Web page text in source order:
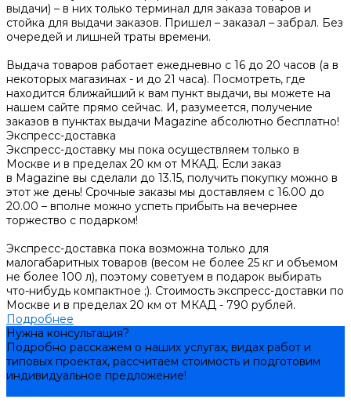
выдачи) – в них только терминал для заказа товаров и
стойка для выдачи заказов. Пришел – заказал – забрал. Без
очередей и лишней траты времени.
Выдача товаров работает ежедневно с 16 до 20 часов (а в
некоторых магазинах - и до 21 часа). Посмотреть, где
находится ближайший к вам пункт выдачи, вы можете на
нашем сайте прямо сейчас. И, разумеется, получение
заказов в пунктах выдачи Magazine абсолютно бесплатно!
Экспресс-доставка
Экспресс-доставку мы пока осуществляем только в
Москве и в пределах 20 км от МКАД. Если заказ
в Magazine вы сделали до 13.15, получить покупку можно в
этот же день! Срочные заказы мы доставляем с 16.00 до
20.00 – вполне можно успеть прибыть на вечернее
торжество с подарком!
Экспресс-доставка пока возможна только для
малогабаритных товаров (весом не более 25 кг и объемом
не более 100 л), поэтому советуем в подарок выбирать
что-нибудь компактное ;). Стоимость экспресс-доставки по
Москве и в пределах 20 км от МКАД - 790 рублей.
Подробнее
Нужна консультация?
Подробно расскажем о наших услугах, видах работ и
типовых проектах, рассчитаем стоимость и подготовим
индивидуальное предложение!